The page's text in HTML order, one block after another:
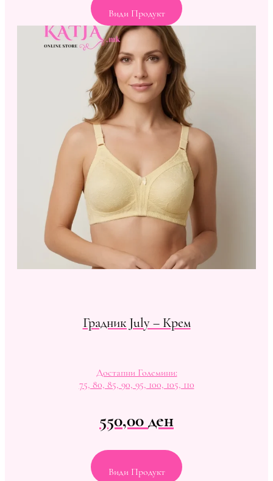
Види Продукт
Градник July – Крем
Достапни Големини:
75, 80, 85, 90, 95, 100, 105, 110
550,00ден
Види Продукт